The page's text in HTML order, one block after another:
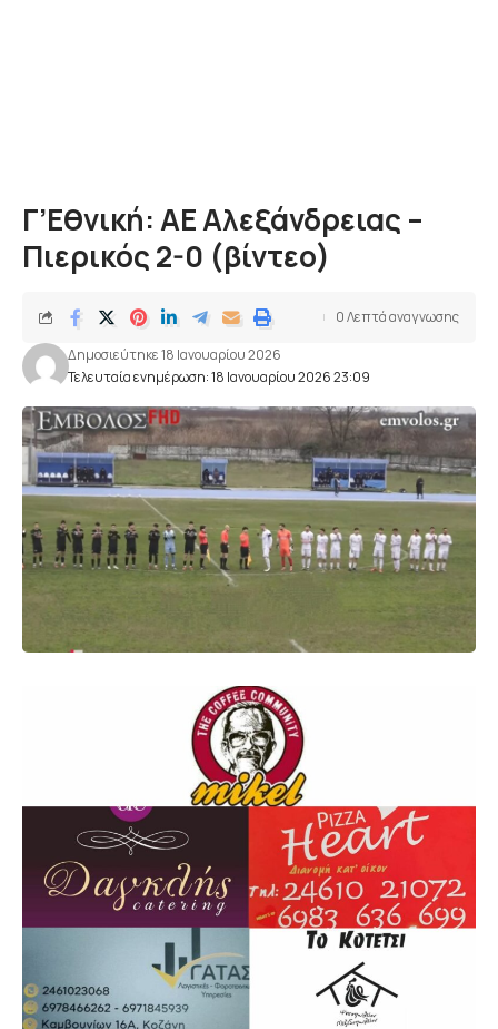
Γ’Εθνική: ΑΕ Αλεξάνδρειας –
Πιερικός 2-0 (βίντεο)
Τελευταία ενημέρωση: 18 Ιανουαρίου 2026 23:09
Δημοσιεύτηκε 18 Ιανουαρίου 2026
0 Λεπτά αναγνωσης